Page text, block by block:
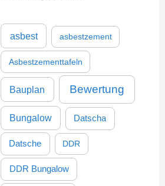
n
a
:
asbest asbestzement
Asbestzementtafeln
Bauplan Bewertung
Bungalow Datscha
Datsche DDR
DDR Bungalow